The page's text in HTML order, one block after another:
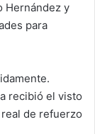
Hernández y
para
recibió el visto
de refuerzo